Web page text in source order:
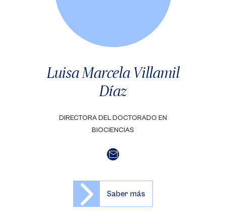
Luisa Marcela Villamil
Díaz
DIRECTORA DEL DOCTORADO EN
BIOCIENCIAS
Saber más